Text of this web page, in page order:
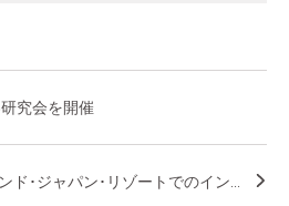
究会を開催
ド･ジャパン･リゾートでのイン...